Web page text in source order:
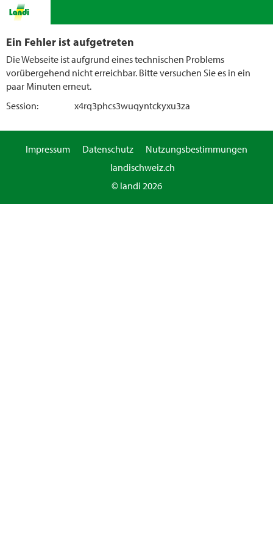
Ein Fehler ist aufgetreten
Die Webseite ist aufgrund eines technischen Problems
vorübergehend nicht erreichbar. Bitte versuchen Sie es in ein
paar Minuten erneut.
Session:
x4rq3phcs3wuqyntckyxu3za
Impressum Datenschutz
Nutzungsbestimmungen
landischweiz.ch
© landi 2026